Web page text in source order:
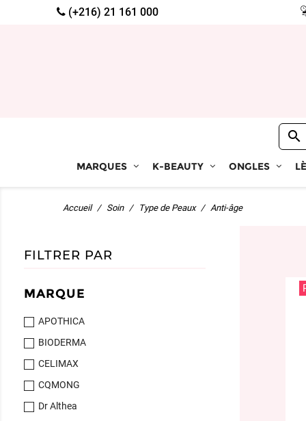
(+216) 21 161 000
MARQUES K-BEAUTY ONGLES

Accueil Soin Type de Peaux Anti-âge
FILTRER PAR
MARQUE
APOTHICA
BIODERMA
CELIMAX
CQMONG
Dr Althea